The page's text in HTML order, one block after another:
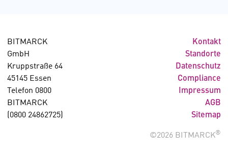
BITMARCK
GmbH
Kruppstraße 64
45145 Essen
Telefon 0800
BITMARCK
(0800 24862725)
Kontakt
Standorte
Datenschutz
Compliance
Impressum
AGB
Sitemap
©2026 BITMARCK®